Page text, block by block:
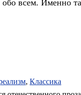
всем.
, Классика